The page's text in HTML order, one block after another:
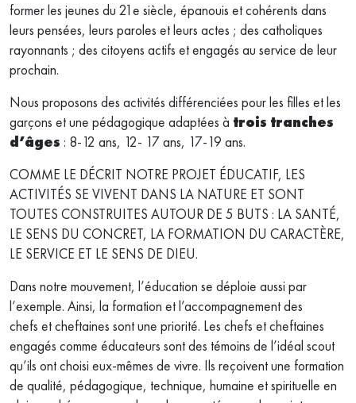
former les jeunes du 21e siècle, épanouis et cohérents dans
leurs pensées, leurs paroles et leurs actes ; des catholiques
rayonnants ; des citoyens actifs et engagés au service de leur
prochain.
Nous proposons des activités différenciées pour les filles et les
garçons et une pédagogique adaptées à trois tranches
d’âges : 8-12 ans, 12- 17 ans, 17-19 ans.
COMME LE DÉCRIT NOTRE PROJET ÉDUCATIF, LES
ACTIVITÉS SE VIVENT DANS LA NATURE ET SONT
TOUTES CONSTRUITES AUTOUR DE 5 BUTS : LA SANTÉ,
LE SENS DU CONCRET, LA FORMATION DU CARACTÈRE,
LE SERVICE ET LE SENS DE DIEU.
Dans notre mouvement, l’éducation se déploie aussi par
l’exemple. Ainsi, la formation et l’accompagnement des
chefs et cheftaines sont une priorité. Les chefs et cheftaines
engagés comme éducateurs sont des témoins de l’idéal scout
qu’ils ont choisi eux-mêmes de vivre. Ils reçoivent une formation
de qualité, pédagogique, technique, humaine et spirituelle en